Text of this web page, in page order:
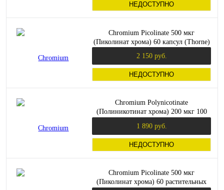
НЕДОСТУПНО
Chromium Picolinate 500 мкг
(Пиколинат хрома) 60 капсул (Thorne)
2 150 руб.
НЕДОСТУПНО
Chromium Polynicotinate
(Полиникотинат хрома) 200 мкг 100
1 890 руб.
НЕДОСТУПНО
Chromium Picolinate 500 мкг
(Пиколинат хрома) 60 растительных